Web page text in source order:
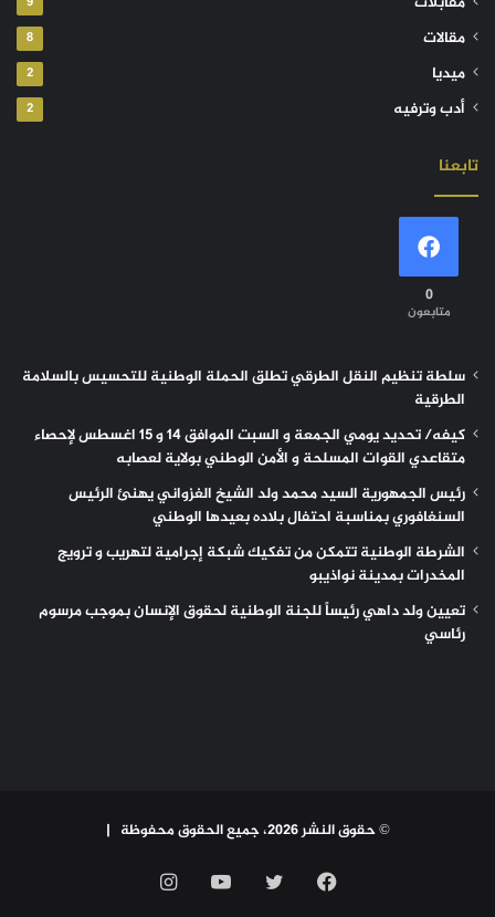
مقالات 8
ميديا 2
أدب وترفيه 2
تابعنا
0
متابعون
سلطة تنظيم النقل الطرقي تطلق الحملة الوطنية للتحسيس بالسلامة
الطرقية
كيفه/ تحديد يومي الجمعة و السبت الموافق 14 و 15 اغسطس لإحصاء
متقاعدي القوات المسلحة و الأمن الوطني بولاية لعصابه
رئيس الجمهورية السيد محمد ولد الشيخ الغزواني يهنئ الرئيس
السنغافوري بمناسبة احتفال بلاده بعيدها الوطني
الشرطة الوطنية تتمكن من تفكيك شبكة إجرامية لتهريب و ترويج
المخدرات بمدينة نواذيبو
تعيين ولد داهي رئيساً للجنة الوطنية لحقوق الإنسان بموجب مرسوم
رئاسي
© حقوق النشر 2026، جميع الحقوق محفوظة |
فيسبوك تويتر يوتيوب